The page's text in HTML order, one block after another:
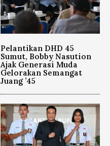
Pelantikan DHD 45
Sumut, Bobby Nasution
Ajak Generasi Muda
Gelorakan Semangat
Juang ’45